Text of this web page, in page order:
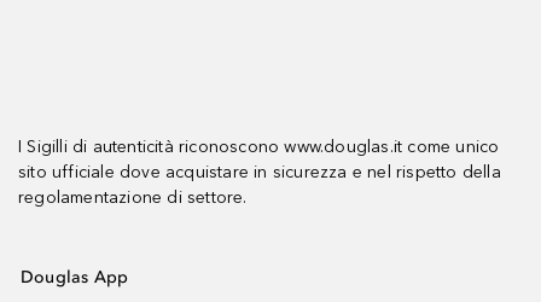
I Sigilli di autenticità riconoscono www.douglas.it come unico
sito ufficiale dove acquistare in sicurezza e nel rispetto della
regolamentazione di settore.
Douglas App